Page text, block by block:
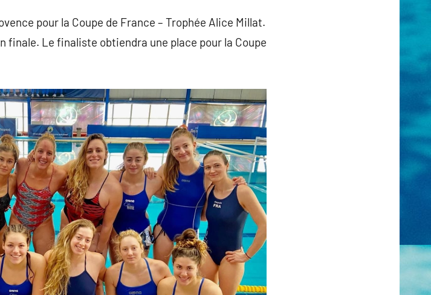
pour la Coupe de France – Trophée Alice Millat.
finale. Le finaliste obtiendra une place pour la Coupe